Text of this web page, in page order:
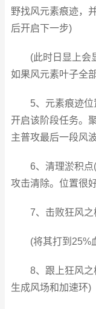
野找风元素痕迹，
后开启下一步)
(此时日显上会
如果风元素叶子全
5、元素痕迹
开启该阶段任务。
主普攻最后一段风
6、清理淤积
攻击清除。位置很
7、击败狂风之
(将其打到25%
8、跟上狂风
生成风场和加速环)